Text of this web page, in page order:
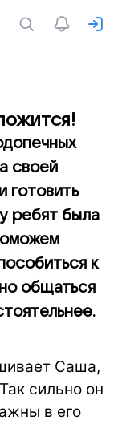
своей
готовить
ребят была
к
общаться
Саша,
сильно он
в его